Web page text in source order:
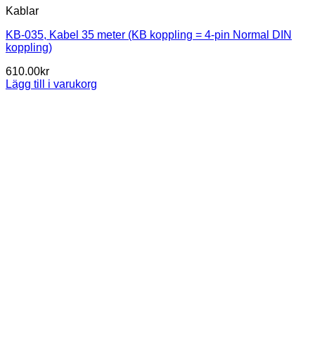
Kablar
KB-035, Kabel 35 meter (KB koppling = 4-pin Normal DIN
koppling)
610.00kr
Lägg till i varukorg